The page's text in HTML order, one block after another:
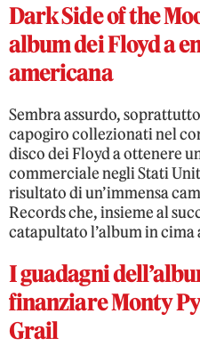
Dark Side of the
album dei Floyd a
americana
Sembra assurdo,
capogiro collezionati nel
disco dei Floyd a ottenere
commerciale negli Stati
risultato di un’immensa
Records che, insieme al
catapultato l’album in cima
I guadagni
finanziare Monty
Grail